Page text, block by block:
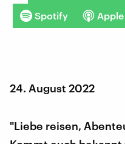
Spotify
24. August 2022
"Liebe reisen,